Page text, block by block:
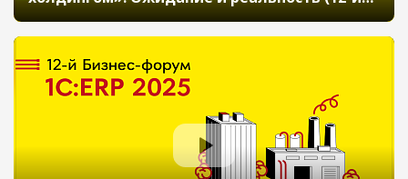
Бизнес-форум 1С:ERP 20 ноября 2025 г., Камко
Алексей, ООО «Белебеевский молочный
комбинат»)